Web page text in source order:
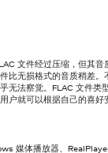
文件经过压缩，但其
比无损格式的音质稍差
无法察觉。FLAC 文件类
户就可以根据自己的喜
媒体播放器、